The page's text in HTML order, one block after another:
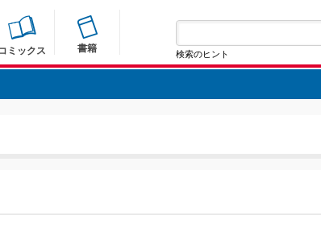
ミックス 書籍 検索のヒント